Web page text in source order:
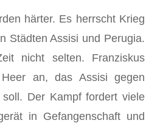
härter. Es herrscht Krieg
Städten Assisi und Perugia.
nicht selten. Franziskus
an, das Assisi gegen
soll. Der Kampf fordert viele
in Gefangenschaft und